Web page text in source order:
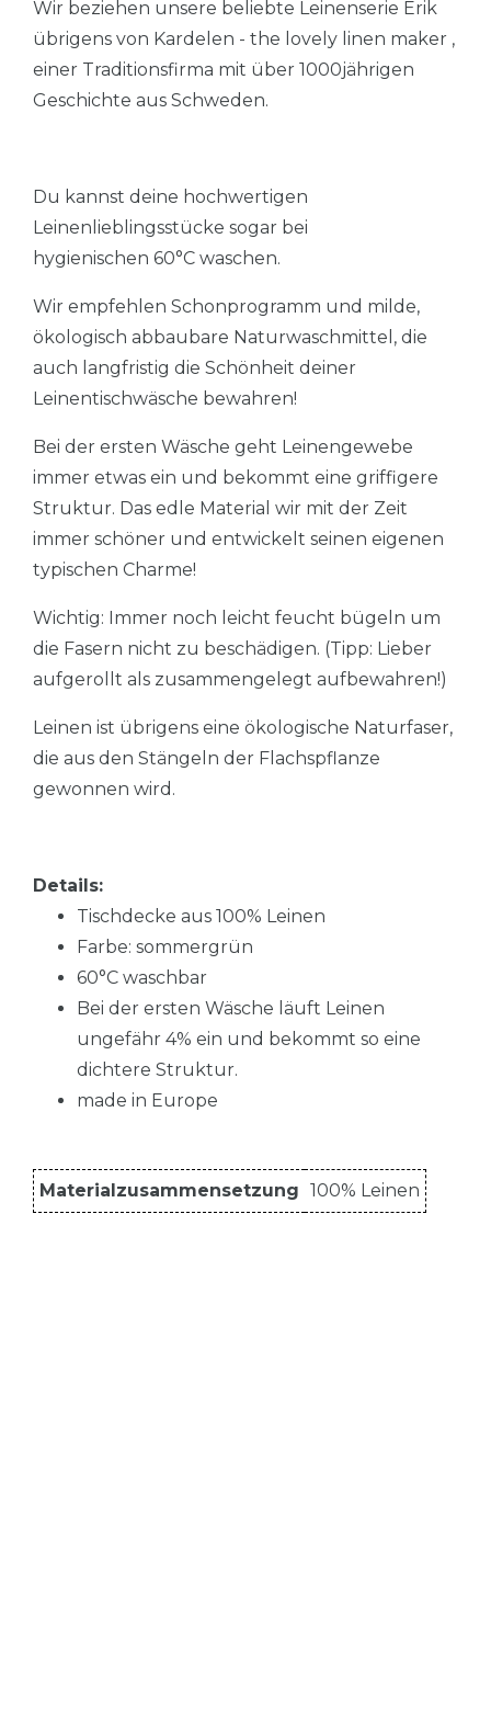
Wir beziehen unsere beliebte Leinenserie Erik
übrigens von Kardelen - the lovely linen maker ,
einer Traditionsfirma mit über 1000jährigen
Geschichte aus Schweden.
Du kannst deine hochwertigen
Leinenlieblingsstücke sogar bei
hygienischen 60°C waschen.
Wir empfehlen Schonprogramm und milde,
ökologisch abbaubare Naturwaschmittel, die
auch langfristig die Schönheit deiner
Leinentischwäsche bewahren!
Bei der ersten Wäsche geht Leinengewebe
immer etwas ein und bekommt eine griffigere
Struktur. Das edle Material wir mit der Zeit
immer schöner und entwickelt seinen eigenen
typischen Charme!
Wichtig: Immer noch leicht feucht bügeln um
die Fasern nicht zu beschädigen. (Tipp: Lieber
aufgerollt als zusammengelegt aufbewahren!)
Leinen ist übrigens eine ökologische Naturfaser,
die aus den Stängeln der Flachspflanze
gewonnen wird.
Details:
Tischdecke aus 100% Leinen
Farbe: sommergrün
60°C waschbar
Bei der ersten Wäsche läuft Leinen
ungefähr 4% ein und bekommt so eine
dichtere Struktur.
made in Europe
Materialzusammensetzung 100% Leinen